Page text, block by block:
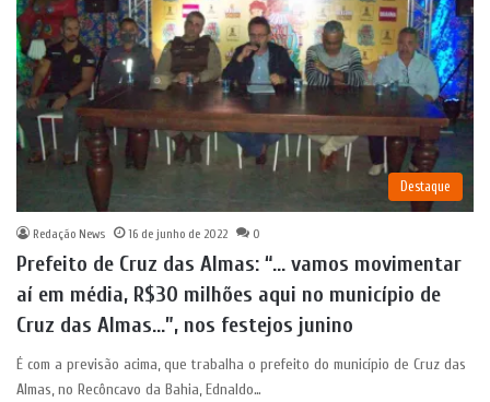
Destaque
Redação News 16 de junho de 2022 0
Prefeito de Cruz das Almas: “… vamos movimentar
aí em média, R$30 milhões aqui no município de
Cruz das Almas…”, nos festejos junino
É com a previsão acima, que trabalha o prefeito do município de Cruz das
Almas, no Recôncavo da Bahia, Ednaldo…